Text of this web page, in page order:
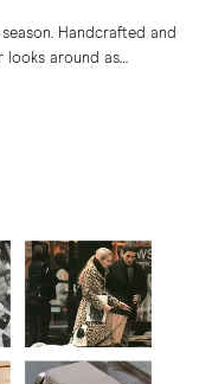
Handcrafted and
looks around as